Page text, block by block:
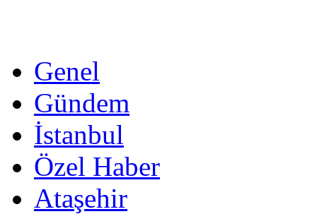
Genel
Gündem
İstanbul
Özel Haber
Ataşehir